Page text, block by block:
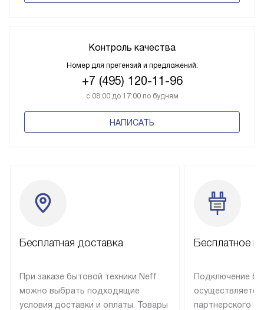
Контроль качества
Номер для претензий и предложений:
+7 (495) 120-11-96
с 08:00 до 17:00 по будням
НАПИСАТЬ
Бесплатная доставка
При заказе бытовой техники Neff
можно выбрать подходящие
условия доставки и оплаты. Товары
Бесплатное
Подключение
партнерского